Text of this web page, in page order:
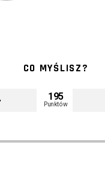
CO MYŚLISZ?
195
Punktów